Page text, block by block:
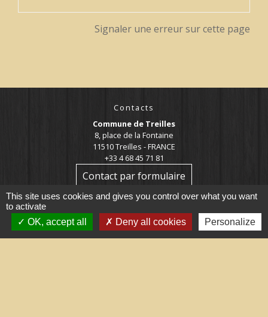
Signaler une erreur sur cette page
Contacts
Commune de Treilles
8, place de la Fontaine
11510 Treilles - FRANCE
+33 4 68 45 71 81
Contact par formulaire
This site uses cookies and gives you control over what you want
to activate
OK, accept all
Deny all cookies Personalize